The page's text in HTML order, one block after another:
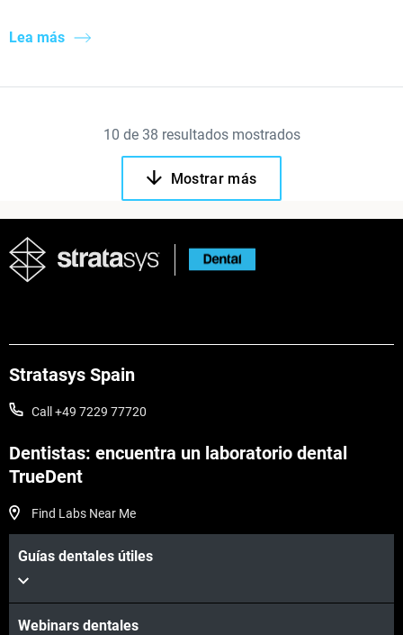
Lea más
10 de 38 resultados mostrados
Mostrar más
Stratasys Spain
Call +49 7229 77720
Dentistas: encuentra un laboratorio dental
TrueDent
Find Labs Near Me
Guías dentales útiles
Webinars dentales